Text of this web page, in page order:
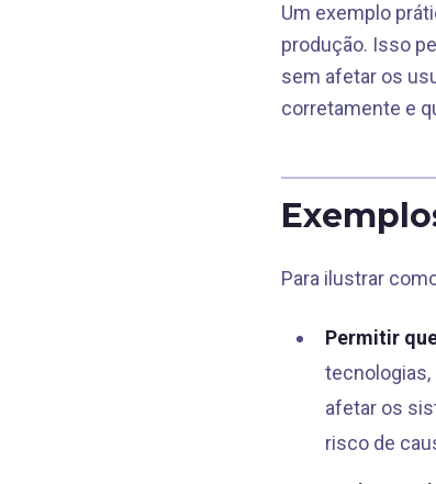
Um exemplo
produção. Isso
sem afetar os
corretamente e
Para ilustrar
Permitir
afetar os
risco de